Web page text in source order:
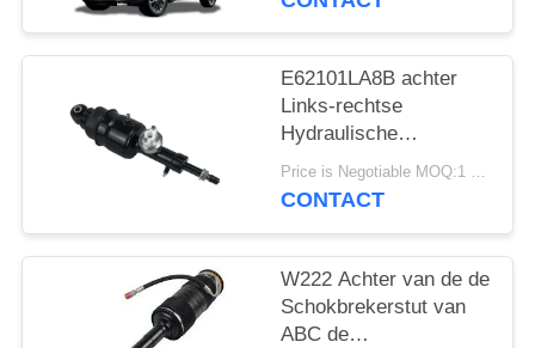
E62101LA8B achter
Links-rechtse
Hydraulische
Schokstut voor Infiniti
QX56 QX80 Z62
Price is Negotiable MOQ:1 PCs
CONTACT
W222 Achter van de de
Schokbrekerstut van
ABC de